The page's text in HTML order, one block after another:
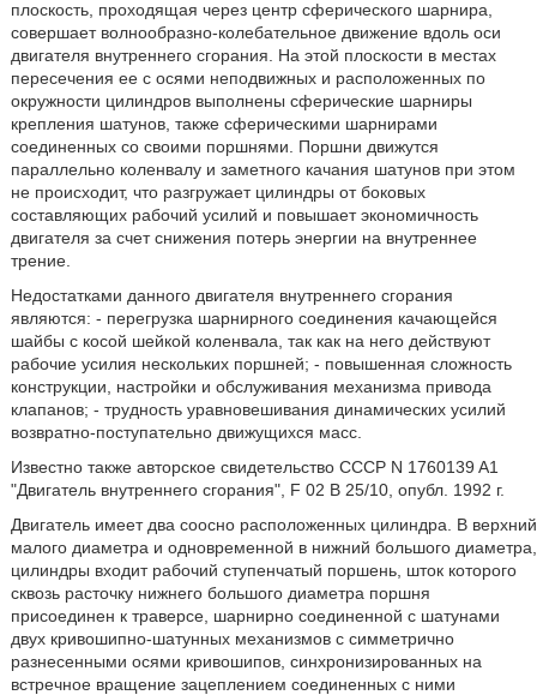
плоскость, проходящая через центр сферического шарнира,
совершает волнообразно-колебательное движение вдоль оси
двигателя внутреннего сгорания. На этой плоскости в местах
пересечения ее с осями неподвижных и расположенных по
окружности цилиндров выполнены сферические шарниры
крепления шатунов, также сферическими шарнирами
соединенных со своими поршнями. Поршни движутся
параллельно коленвалу и заметного качания шатунов при этом
не происходит, что разгружает цилиндры от боковых
составляющих рабочий усилий и повышает экономичность
двигателя за счет снижения потерь энергии на внутреннее
трение.
Недостатками данного двигателя внутреннего сгорания
являются: - перегрузка шарнирного соединения качающейся
шайбы с косой шейкой коленвала, так как на него действуют
рабочие усилия нескольких поршней; - повышенная сложность
конструкции, настройки и обслуживания механизма привода
клапанов; - трудность уравновешивания динамических усилий
возвратно-поступательно движущихся масс.
Известно также авторское свидетельство СССР N 1760139 A1
"Двигатель внутреннего сгорания", F 02 В 25/10, опубл. 1992 г.
Двигатель имеет два соосно расположенных цилиндра. В верхний
малого диаметра и одновременной в нижний большого диаметра,
цилиндры входит рабочий ступенчатый поршень, шток которого
сквозь расточку нижнего большого диаметра поршня
присоединен к траверсе, шарнирно соединенной с шатунами
двух кривошипно-шатунных механизмов с симметрично
разнесенными осями кривошипов, синхронизированных на
встречное вращение зацеплением соединенных с ними